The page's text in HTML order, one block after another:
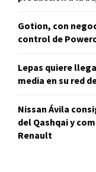
Gotion, con
control de
Lepas quiere
media en su red
Nissan Ávila
del Qashqai y
Renault